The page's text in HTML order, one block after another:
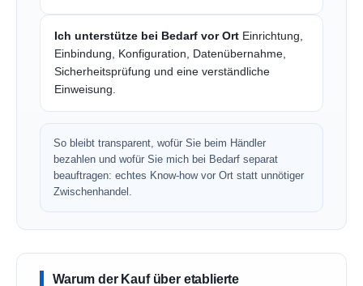
Ich unterstütze bei Bedarf vor Ort Einrichtung,
Einbindung, Konfiguration, Datenübernahme,
Sicherheitsprüfung und eine verständliche
Einweisung.
So bleibt transparent, wofür Sie beim Händler
bezahlen und wofür Sie mich bei Bedarf separat
beauftragen: echtes Know-how vor Ort statt unnötiger
Zwischenhandel.
Warum der Kauf über etablierte